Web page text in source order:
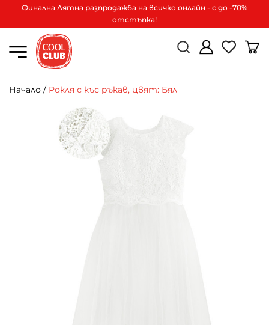
Финална Лятна разпродажба на всичко онлайн - с до -70%
отстъпка!
Начало / Рокля с къс ръкав, цвят: Бял